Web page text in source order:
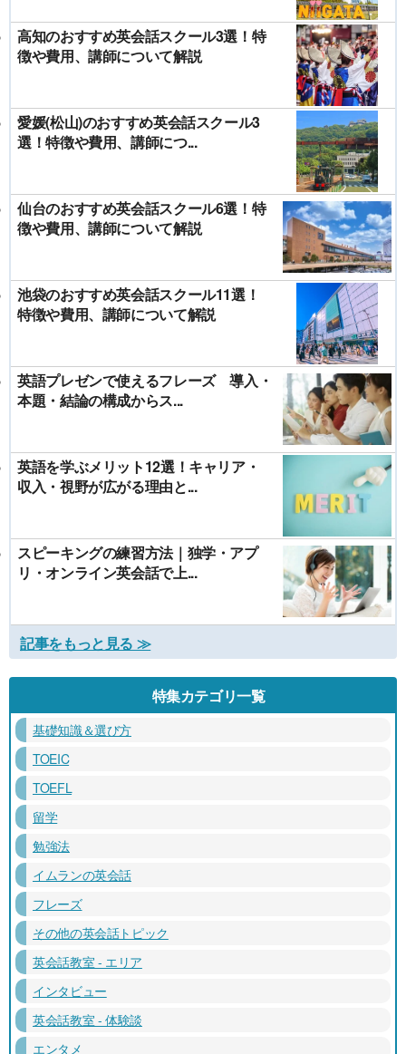
高知のおすすめ英会話スクール3選！特
徴や費用、講師について解説
愛媛(松山)のおすすめ英会話スクール3
選！特徴や費用、講師につ...
仙台のおすすめ英会話スクール6選！特
徴や費用、講師について解説
池袋のおすすめ英会話スクール11選！
特徴や費用、講師について解説
英語プレゼンで使えるフレーズ 導入・
本題・結論の構成からス...
英語を学ぶメリット12選！キャリア・
収入・視野が広がる理由と...
スピーキングの練習方法｜独学・アプ
リ・オンライン英会話で上...
記事をもっと見る ≫
特集カテゴリ一覧
基礎知識＆選び方
TOEIC
TOEFL
留学
勉強法
イムランの英会話
フレーズ
その他の英会話トピック
英会話教室 - エリア
インタビュー
英会話教室 - 体験談
エンタメ